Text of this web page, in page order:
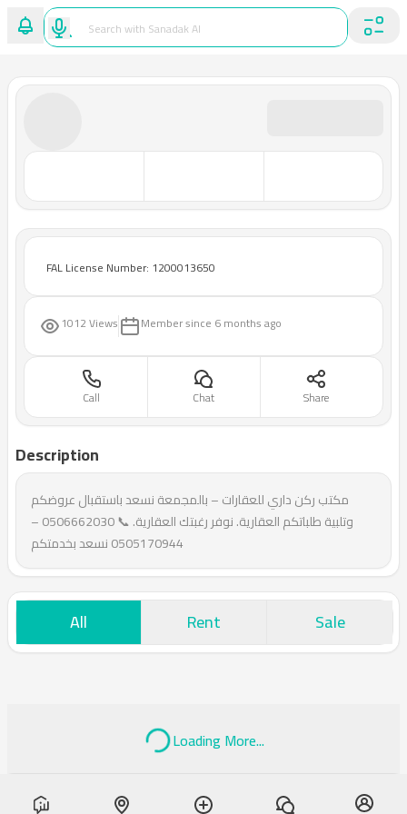
FAL License Number: 1200013650
1012 Views Member since 6 months ago
Call Chat Share
Description
مكتب ركن داري للعقارات – بالمجمعة نسعد باستقبال عروضكم
وتلبية طلباتكم العقارية. نوفر رغبتك العقارية. 📞 0506662030 –
0505170944 نسعد بخدمتكم
All Rent Sale
Loading More...